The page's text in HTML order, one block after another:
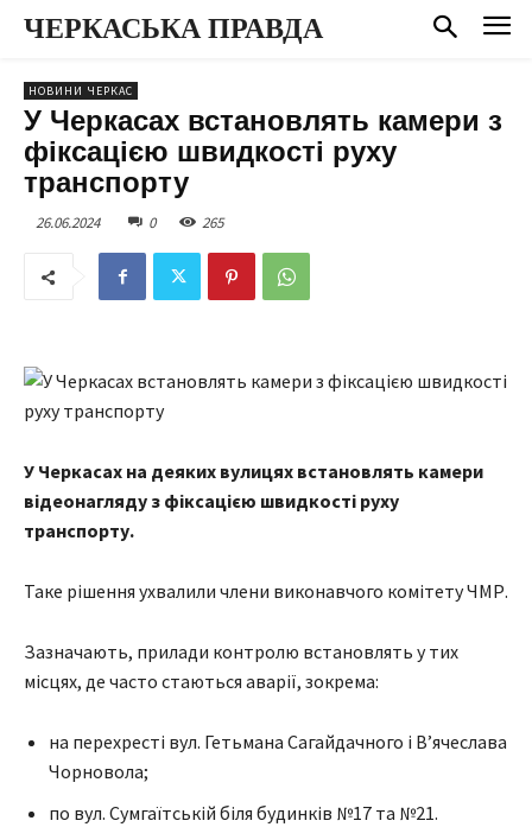
ЧЕРКАСЬКА ПРАВДА
НОВИНИ ЧЕРКАС
У Черкасах встановлять камери з
фіксацією швидкості руху
транспорту
26.06.2024 0 265
У Черкасах на деяких вулицях встановлять камери
відеонагляду з фіксацією швидкості руху
транспорту.
Таке рішення ухвалили члени виконавчого комітету ЧМР.
Зазначають, прилади контролю встановлять у тих
місцях, де часто стаються аварії, зокрема:
на перехресті вул. Гетьмана Сагайдачного і В’ячеслава
Чорновола;
по вул. Сумгаїтській біля будинків №17 та №21.